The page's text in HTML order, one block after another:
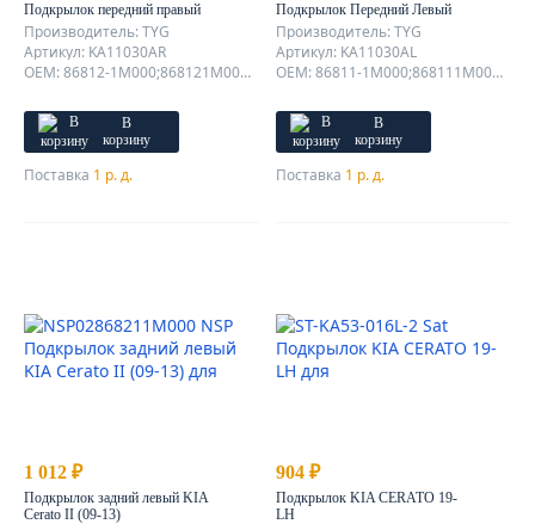
Подкрылок передний правый
Производитель: TYG
Артикул: KA11030AR
OEM: 86812-1M000;868121M000;JH03-FOT09-032R
В
корзину
Поставка 1 р. д.
Подкрылок Передний Левый
Производитель: TYG
Артикул: KA11030AL
OEM: 86811-1M000;868111M000;JH03-FOT09-032L
В
корзину
Поставка 1 р. д.
1 012 ₽
Подкрылок задний левый KIA
Cerato II (09-13)
904 ₽
Подкрылок KIA CERATO 19-
LH